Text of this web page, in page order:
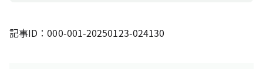
記事ID：000-001-20250123-024130